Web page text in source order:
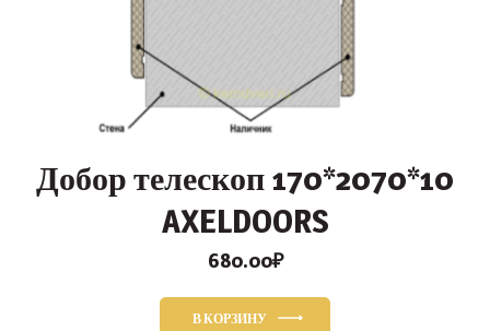
Добор телескоп 170*2070*10
AXELDOORS
680.00₽
В КОРЗИНУ